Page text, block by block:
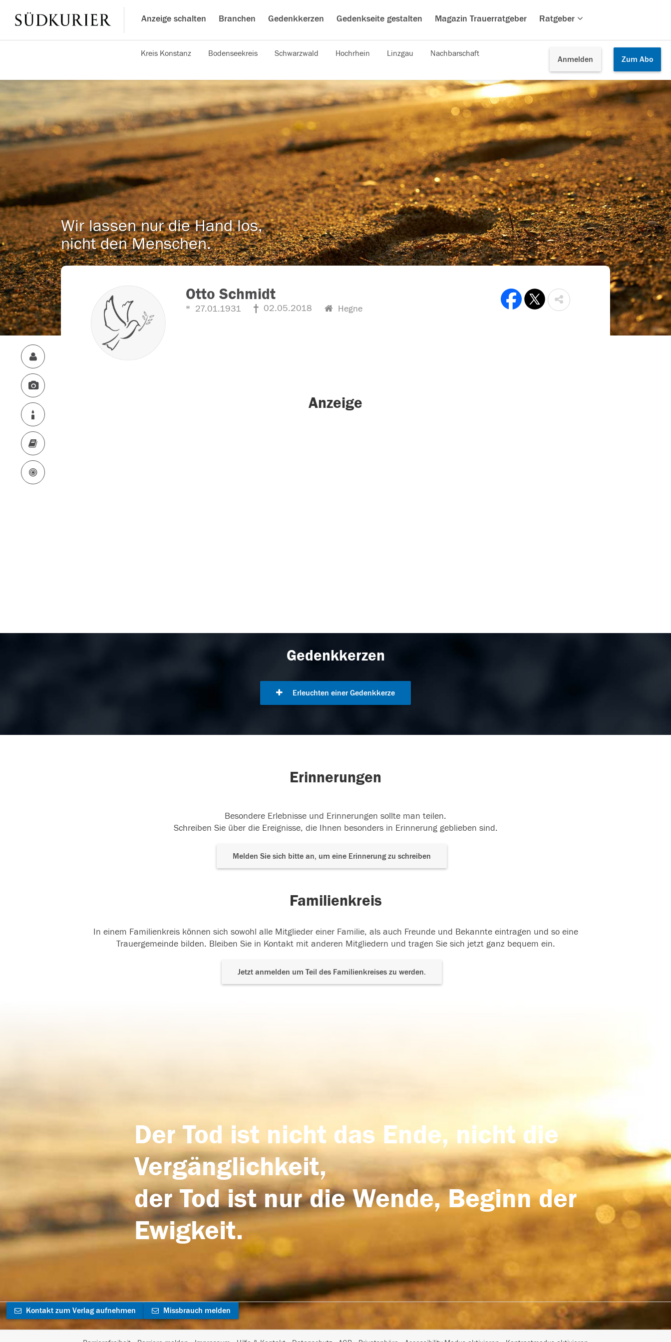
Anzeige schalten Branchen Gedenkkerzen Gedenkseite gestalten Magazin Trauerratgeber Ratgeber
Anmelden Zum Abo
Kreis Konstanz Bodenseekreis Schwarzwald Hochrhein Linzgau Nachbarschaft
Wir lassen nur die Hand los,
nicht den Menschen.
Otto Schmidt
27.01.1931 02.05.2018 Hegne
Anzeige
Gedenkkerzen
Erleuchten einer Gedenkkerze
Erinnerungen
Besondere Erlebnisse und Erinnerungen sollte man teilen.
Schreiben Sie über die Ereignisse, die Ihnen besonders in Erinnerung geblieben sind.
Melden Sie sich bitte an, um eine Erinnerung zu schreiben
Familienkreis
In einem Familienkreis können sich sowohl alle Mitglieder einer Familie, als auch Freunde und Bekannte eintragen und so eine
Trauergemeinde bilden. Bleiben Sie in Kontakt mit anderen Mitgliedern und tragen Sie sich jetzt ganz bequem ein.
Jetzt anmelden um Teil des Familienkreises zu werden.
Der Tod ist nicht das Ende, nicht die
Vergänglichkeit,
der Tod ist nur die Wende, Beginn der
Ewigkeit.
Kontakt zum Verlag aufnehmen Missbrauch melden